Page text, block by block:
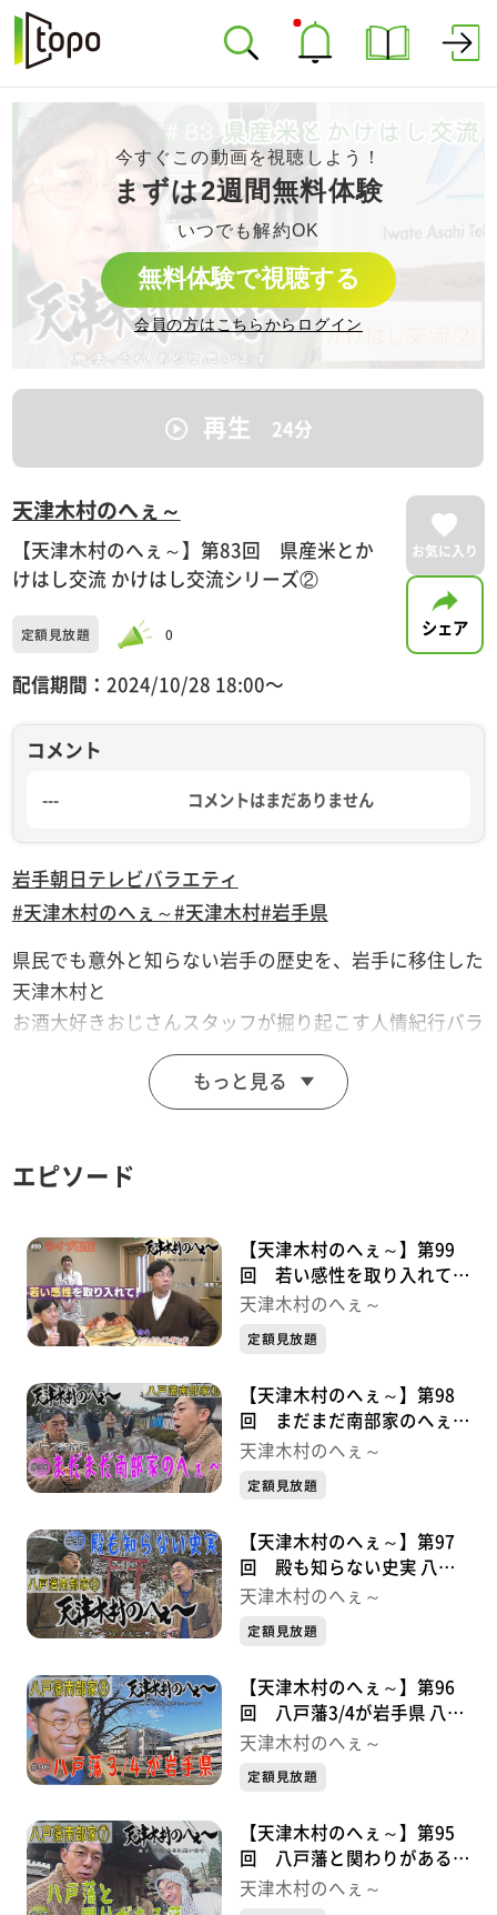
今すぐこの動画を視聴しよう！
まずは2週間無料体験
いつでも解約OK
無料体験で視聴する
会員の方はこちらからログイン
再生 24分
天津木村のへぇ～
【天津木村のへぇ～】第83回 県産米とか
けはし交流 かけはし交流シリーズ②
定額見放題 0
配信期間： 2024/10/28 18:00〜
お気に入り
シェア
コメント
--- コメントはまだありません
岩手朝日テレビバラエティ
#天津木村のへぇ～#天津木村#岩手県
県民でも意外と知らない岩手の歴史を、岩手に移住した
天津木村と
お酒大好きおじさんスタッフが掘り起こす人情紀行バラ
思わず「へぇ～」と言ってしまうこと「あると思いま
再編集したものです。
毎週金曜日 深夜０時１５分～ 絶賛放送中！！
もっと見る
エピソード
【天津木村のへぇ～】第99
回 若い感性を取り入れて！
ライブ配信シリーズ①
天津木村のへぇ～
定額見放題
【天津木村のへぇ～】第98
回 まだまだ南部家のへぇ～
八戸藩南部家シリーズ⑩最終
天津木村のへぇ～
定額見放題
【天津木村のへぇ～】第97
回 殿も知らない史実 八戸
藩南部家シリーズ⑨
天津木村のへぇ～
定額見放題
【天津木村のへぇ～】第96
回 八戸藩3/4が岩手県 八戸
藩南部家シリーズ⑧
天津木村のへぇ～
定額見放題
【天津木村のへぇ～】第95
回 八戸藩と関わりがある藩
八戸藩南部家シリーズ⑦
天津木村のへぇ～